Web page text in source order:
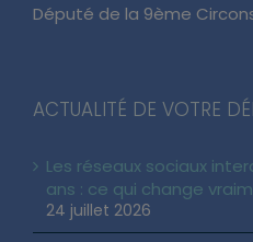
Député de la 9ème
ACTUALITÉ DE VOTRE
Les réseaux sociaux
ans : ce qui change
24 juillet 2026